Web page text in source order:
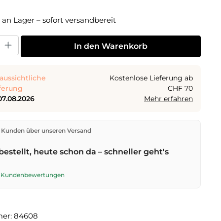
Lager – sofort versandbereit
den gewünschten Wert ein oder benutze die Schaltflächen um die
In den Warenkorb
Kostenlose Lieferung ab
CHF 70
Mehr erfahren
direkt aus unserem Lager in Kriens. Ab
kostenlos. Bestellungen bis
der Schweizerischen Post.
Kunden über unseren Versand
heute schon da – schneller geht's
84608